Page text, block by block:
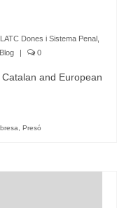
LATC Dones i Sistema Penal
| 0
and European
Presó